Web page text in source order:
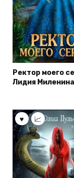
Ректор моего
Лидия Миленина